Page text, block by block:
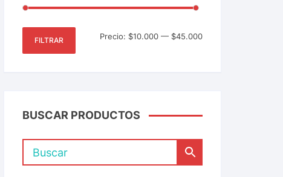
FILTRAR Precio: $10.000 — $45.000
BUSCAR PRODUCTOS